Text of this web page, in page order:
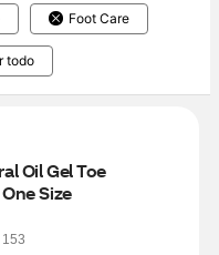
Foot Care
todo
Oil Gel Toe
Size
153